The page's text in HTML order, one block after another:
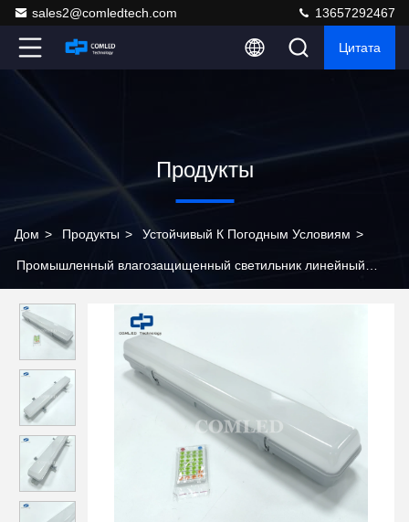
sales2@comledtech.com 13657292467
Цитата
Продукты
Дом > Продукты > Устойчивый К Погодным Условиям >
Промышленный влагозащищенный светильник линейный
светильник, туннельное освещение, атмосферостойкие
линейные светильники с возможностью изменения цветовой
температуры (3CCT)